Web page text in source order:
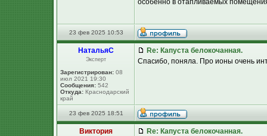
особенно в отапливаемых
23 фев 2025 10:53
НатальяС
Эксперт
Зарегистрирован: 08
июл 2021 19:30
Сообщения: 542
Откуда: Краснодарский
край
Re: Капуста белокочанная.
Спасибо, поняла. Про ионы очень
23 фев 2025 18:51
Виктория
Re: Капуста белокочанная.